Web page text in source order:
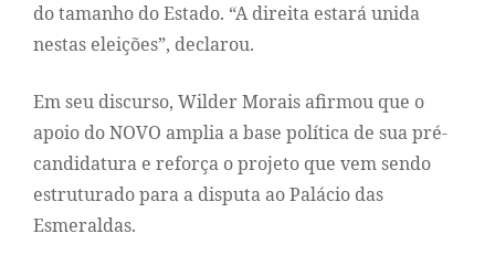
do tamanho do Estado. “A direita estará unida
nestas eleições”, declarou.
Em seu discurso, Wilder Morais afirmou que o
apoio do NOVO amplia a base política de sua pré-
candidatura e reforça o projeto que vem sendo
estruturado para a disputa ao Palácio das
Esmeraldas.